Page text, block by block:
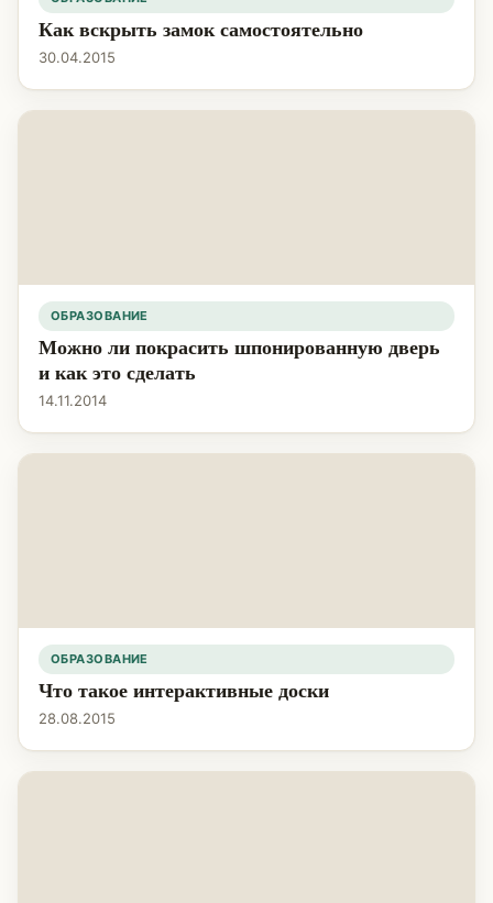
Как вскрыть замок самостоятельно
30.04.2015
ОБРАЗОВАНИЕ
Можно ли покрасить шпонированную дверь
и как это сделать
14.11.2014
ОБРАЗОВАНИЕ
Что такое интерактивные доски
28.08.2015